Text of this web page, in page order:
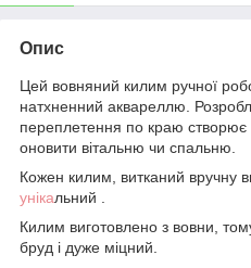
Опис
Цей вовняний килим ручної
натхненний аквареллю.
переплетення по краю створює
оновити вітальню чи спальню.
Кожен килим, витканий вручну
унікальний .
Килим виготовлено з вовни,
бруд і дуже міцний.